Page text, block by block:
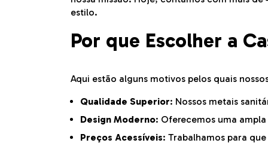
estilo.
Por que Escolher a
Aqui estão alguns motivos pelos quais
Qualidade Superior: Nossos metais
Design Moderno: Oferecemos uma
Preços Acessíveis: Trabalhamos para